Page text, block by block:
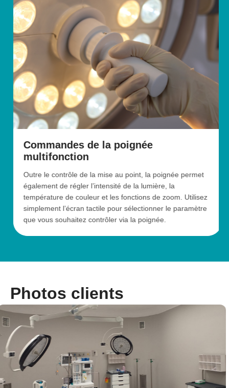
Commandes de la poignée
multifonction
Outre le contrôle de la mise au point, la poignée permet
également de régler l’intensité de la lumière, la
température de couleur et les fonctions de zoom. Utilisez
simplement l’écran tactile pour sélectionner le paramètre
que vous souhaitez contrôler via la poignée.
Photos clients